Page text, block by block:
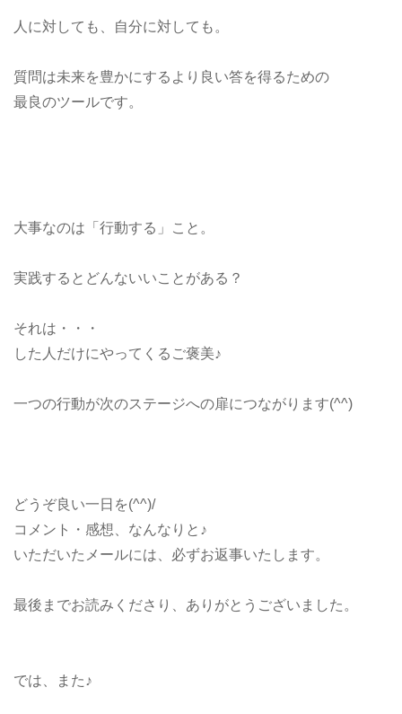
人に対しても、自分に対しても。
質問は未来を豊かにするより良い答を得るための
最良のツールです。
大事なのは「行動する」こと。
実践するとどんないいことがある？
それは・・・
した人だけにやってくるご褒美♪
一つの行動が次のステージへの扉につながります(^^)
どうぞ良い一日を(^^)/
コメント・感想、なんなりと♪
いただいたメールには、必ずお返事いたします。
最後までお読みくださり、ありがとうございました。
では、また♪